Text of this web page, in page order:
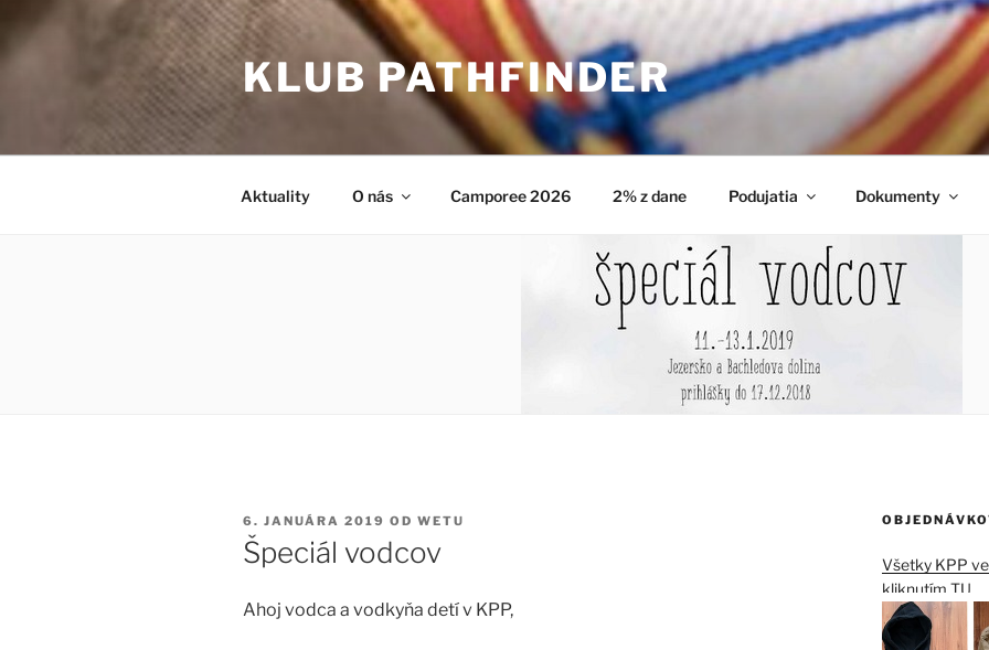
KLUB PATHFINDER
Aktuality O nás Camporee 2026 2% z dane Podujatia Dokumenty
PUBLIKOVANÉ
6. JANUÁRA 2019 OD WETU
Špeciál vodcov
Ahoj vodca a vodkyňa detí v KPP,
Všetky KPP
kliknutím TU